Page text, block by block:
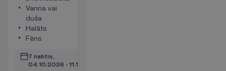
Vanna vai
duša
Halāts
Fēns
7 naktis,
04.10.2026 - 11.10.2026